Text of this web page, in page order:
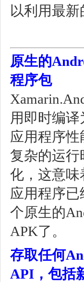
以利用最
原生的
程序包
用即时编译
应用程序性
复杂的运行
化，这意味
应用程序已
个原生的
APK了。
存取任何
API，包括